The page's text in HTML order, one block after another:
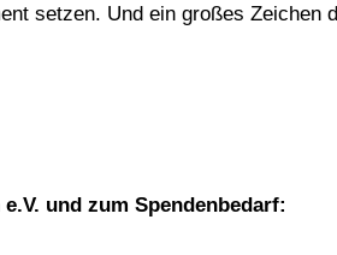
setzen. Und ein großes Zeichen
und zum Spendenbedarf: